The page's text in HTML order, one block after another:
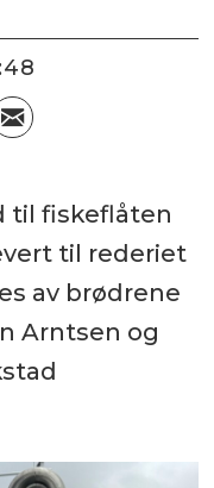
til fiskeflåten
til rederiet
av brødrene
Arntsen og